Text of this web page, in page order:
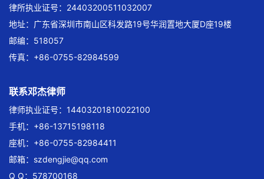
律所执业证号：24403200511032007
地址：广东省深圳市南山区科发路19号华润置地大厦D座19楼
邮编：518057
传真：+86-0755-82984599
联系邓杰律师
律师执业证号：14403201810022100
手机：+86-13715198118
座机：+86-0755-82984411
邮箱： szdengjie@qq.com
Q Q：578700168